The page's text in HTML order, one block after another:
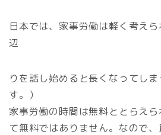
日本では、家事労働は軽く考え
辺
りを話し始めると長くなってし
す。）
家事労働の時間は無料ととらえ
て無料ではありません。なので